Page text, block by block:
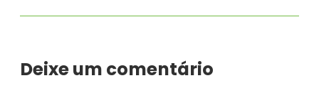
Deixe um comentário